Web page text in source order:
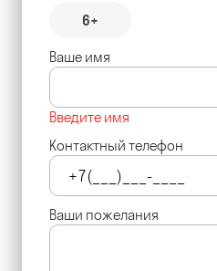
6+
Ваше имя
Введите имя
Контактный телефон
Ваши пожелания